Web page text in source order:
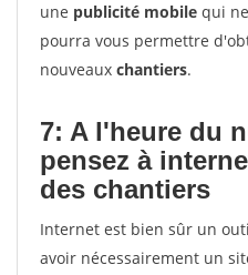
une publicité mobile qui
pourra vous permettre
nouveaux chantiers.
7: A l'heure du
pensez à
des chantiers
Internet est bien sûr un
avoir nécessairement un